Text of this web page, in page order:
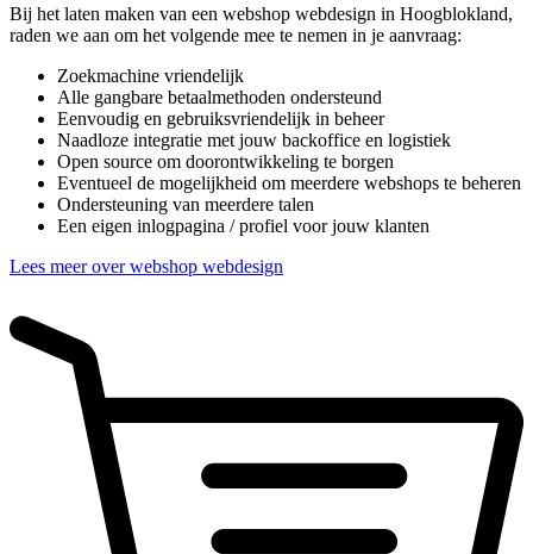
Bij het laten maken van een webshop webdesign in Hoogblokland,
raden we aan om het volgende mee te nemen in je aanvraag:
Zoekmachine vriendelijk
Alle gangbare betaalmethoden ondersteund
Eenvoudig en gebruiksvriendelijk in beheer
Naadloze integratie met jouw backoffice en logistiek
Open source om doorontwikkeling te borgen
Eventueel de mogelijkheid om meerdere webshops te beheren
Ondersteuning van meerdere talen
Een eigen inlogpagina / profiel voor jouw klanten
Lees meer over webshop webdesign